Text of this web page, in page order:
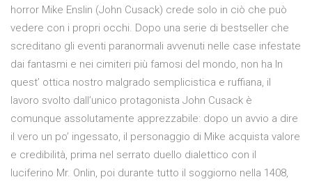
horror Mike Enslin (John Cusack) crede solo in ciò che può
vedere con i propri occhi. Dopo una serie di bestseller che
screditano gli eventi paranormali avvenuti nelle case infestate
dai fantasmi e nei cimiteri più famosi del mondo, non ha In
quest’ ottica nostro malgrado semplicistica e ruffiana, il
lavoro svolto dall’unico protagonista John Cusack è
comunque assolutamente apprezzabile: dopo un avvio a dire
il vero un po’ ingessato, il personaggio di Mike acquista valore
e credibilità, prima nel serrato duello dialettico con il
luciferino Mr. Onlin, poi durante tutto il soggiorno nella 1408,